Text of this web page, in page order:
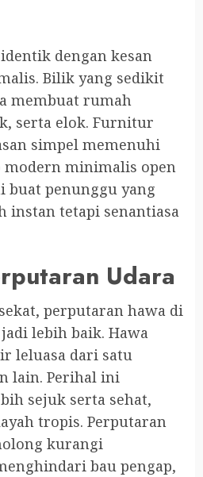
dengan kesan
Bilik yang sedikit
membuat rumah
serta elok. Furnitur
simpel memenuhi
modern minimalis open
buat penunggu yang
instan tetapi senantiasa
Udara
perputaran hawa di
lebih baik. Hawa
leluasa dari satu
lain. Perihal ini
sejuk serta sehat,
tropis. Perputaran
kurangi
bau pengap,